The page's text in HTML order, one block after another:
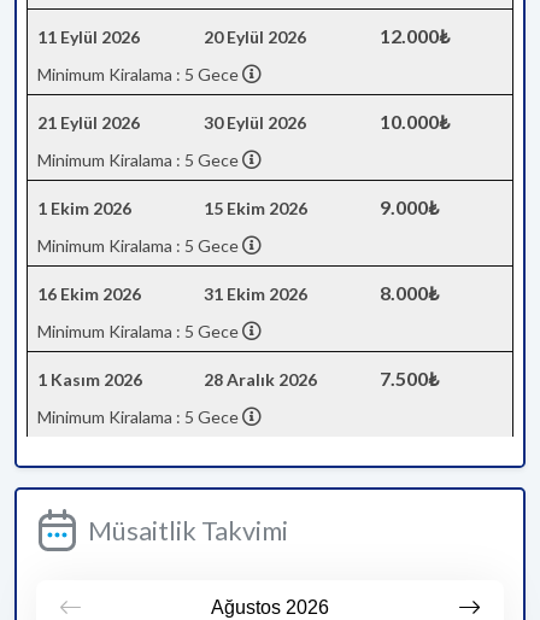
11 Eylül 2026 20 Eylül 2026 12.000₺
Minimum Kiralama : 5 Gece
21 Eylül 2026 30 Eylül 2026 10.000₺
Minimum Kiralama : 5 Gece
1 Ekim 2026 15 Ekim 2026 9.000₺
Minimum Kiralama : 5 Gece
16 Ekim 2026 31 Ekim 2026 8.000₺
Minimum Kiralama : 5 Gece
1 Kasım 2026 28 Aralık 2026 7.500₺
Minimum Kiralama : 5 Gece
Müsaitlik Takvimi
Ağustos 2026